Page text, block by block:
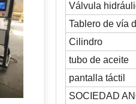
Válvula
Tablero de vía
Cilindro
tubo de aceite
pantalla táctil
SOCIEDAD